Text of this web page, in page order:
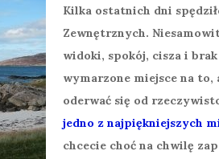
Kilka ostatnich dni
Zewnętrznych.
widoki, spokój, cisza i
wymarzone miejsce na to,
oderwać się od
jedno z najpiękniejszych
chcecie choć na chwilę